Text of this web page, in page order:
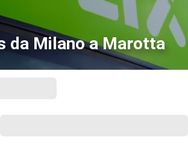
da Milano a Marotta